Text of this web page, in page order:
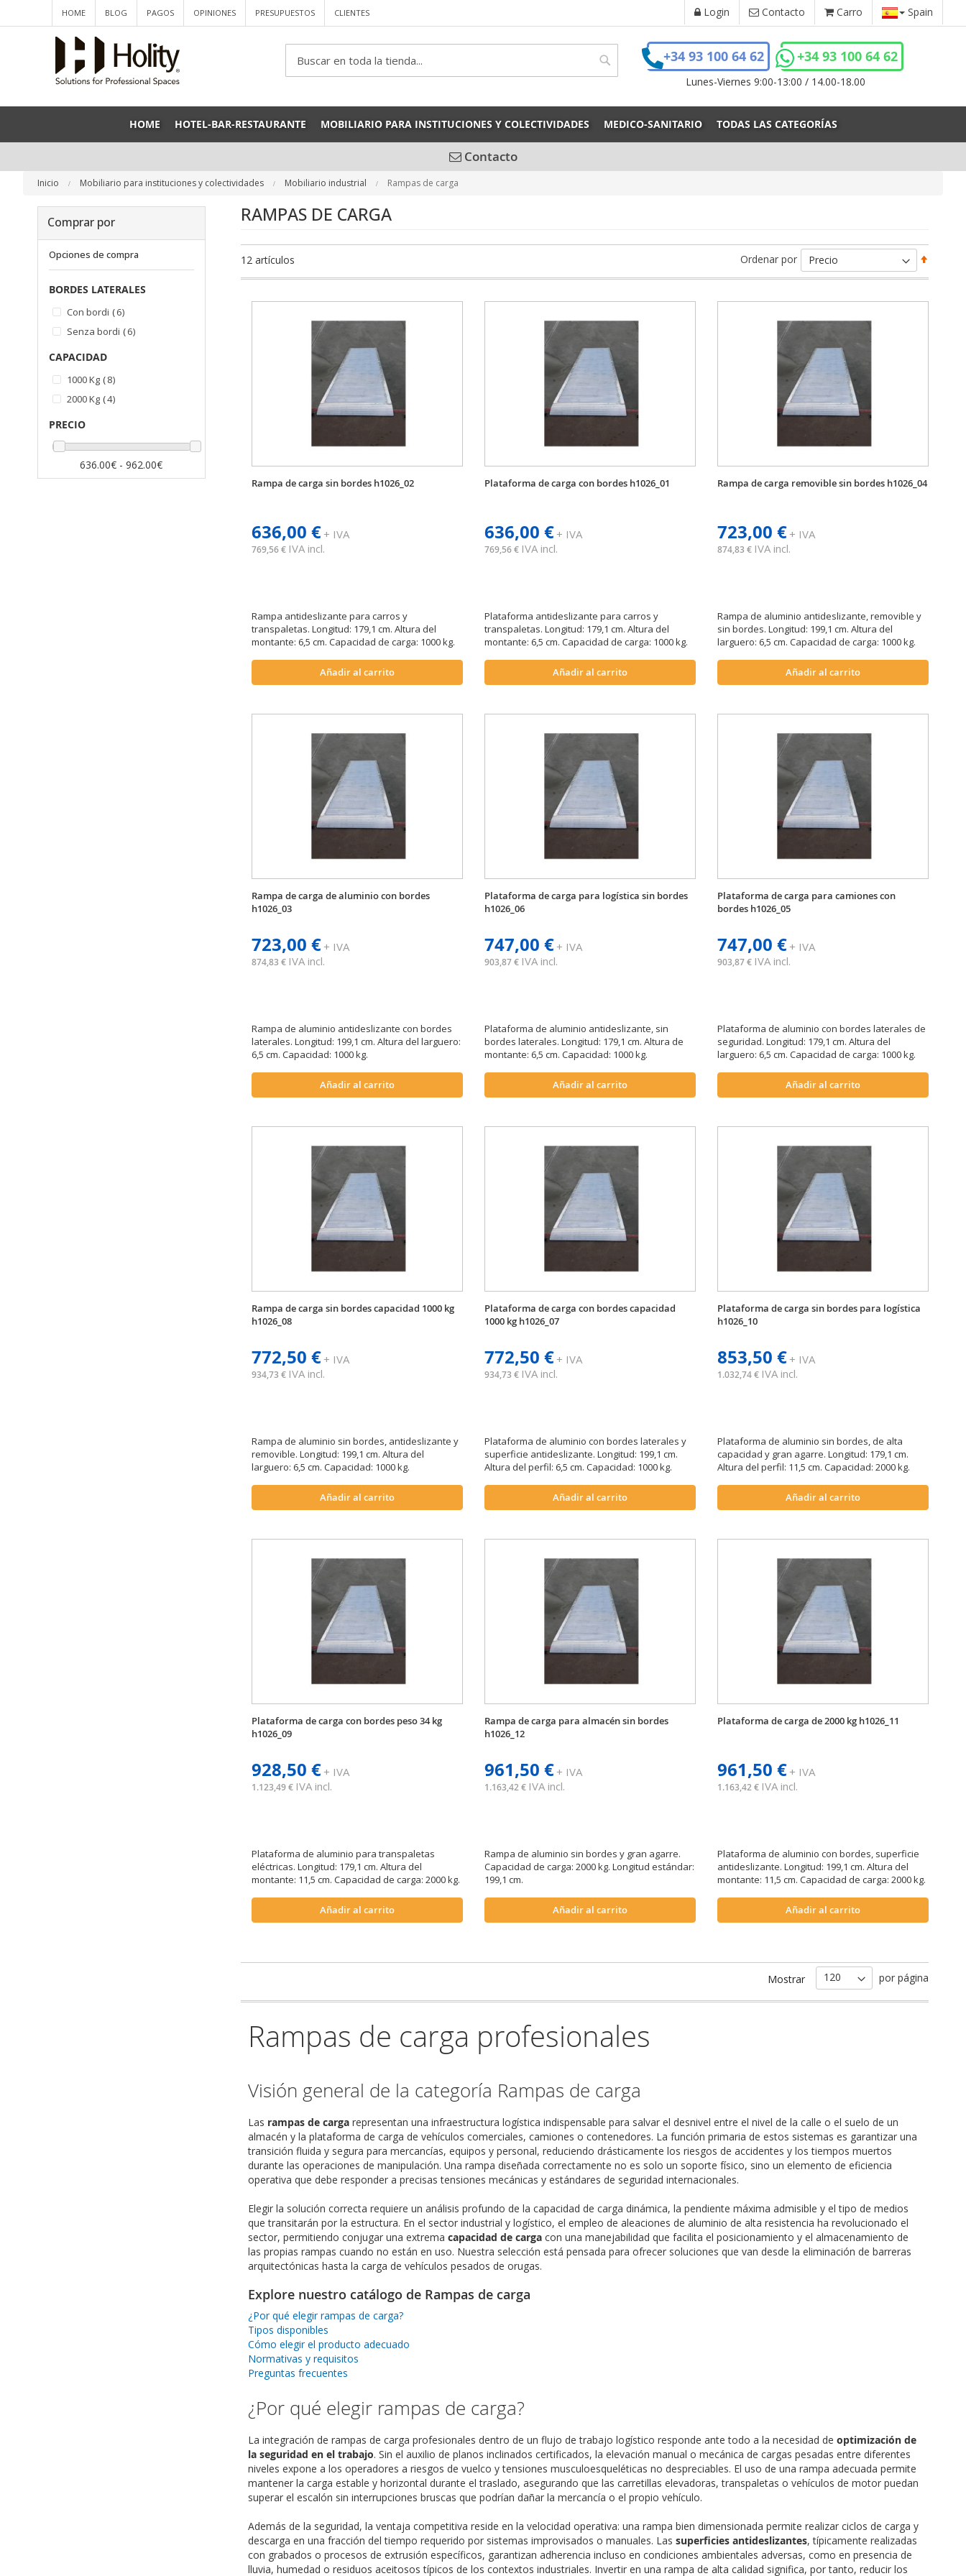
HOME BLOG PAGOS OPINIONES PRESUPUESTOS CLIENTES Login Contacto Carro Spain
Search
Search
+34 93 100 64 62 +34 93 100 64 62
Lunes-Viernes 9:00-13:00 / 14.00-18.00
HOME HOTEL-BAR-RESTAURANTE MOBILIARIO PARA INSTITUCIONES Y COLECTIVIDADES MEDICO-SANITARIO TODAS LAS CATEGORÍAS
Contacto
Inicio Mobiliario para instituciones y colectividades Mobiliario industrial Rampas de carga
RAMPAS DE CARGA
12 artículos Ordenar por
Rampa de carga sin bordes h1026_02
636,00 €+ IVA
769,56 € IVA incl.
Rampa antideslizante para carros y
transpaletas. Longitud: 179,1 cm. Altura del
montante: 6,5 cm. Capacidad de carga: 1000 kg.
Añadir al carrito
Plataforma de carga con bordes h1026_01
636,00 €+ IVA
769,56 € IVA incl.
Plataforma antideslizante para carros y
transpaletas. Longitud: 179,1 cm. Altura del
montante: 6,5 cm. Capacidad de carga: 1000 kg.
Añadir al carrito
Rampa de carga removible sin bordes h1026_04
723,00 €+ IVA
874,83 € IVA incl.
Rampa de aluminio antideslizante, removible y
sin bordes. Longitud: 199,1 cm. Altura del
larguero: 6,5 cm. Capacidad de carga: 1000 kg.
Añadir al carrito
Rampa de carga de aluminio con bordes
h1026_03
723,00 €+ IVA
874,83 € IVA incl.
Rampa de aluminio antideslizante con bordes
laterales. Longitud: 199,1 cm. Altura del larguero:
6,5 cm. Capacidad: 1000 kg.
Añadir al carrito
Plataforma de carga para logística sin bordes
h1026_06
747,00 €+ IVA
903,87 € IVA incl.
Plataforma de aluminio antideslizante, sin
bordes laterales. Longitud: 179,1 cm. Altura de
montante: 6,5 cm. Capacidad: 1000 kg.
Añadir al carrito
Plataforma de carga para camiones con
bordes h1026_05
747,00 €+ IVA
903,87 € IVA incl.
Plataforma de aluminio con bordes laterales de
seguridad. Longitud: 179,1 cm. Altura del
larguero: 6,5 cm. Capacidad de carga: 1000 kg.
Añadir al carrito
Rampa de carga sin bordes capacidad 1000 kg
h1026_08
772,50 €+ IVA
934,73 € IVA incl.
Rampa de aluminio sin bordes, antideslizante y
removible. Longitud: 199,1 cm. Altura del
larguero: 6,5 cm. Capacidad: 1000 kg.
Añadir al carrito
Plataforma de carga con bordes capacidad
1000 kg h1026_07
772,50 €+ IVA
934,73 € IVA incl.
Plataforma de aluminio con bordes laterales y
superficie antideslizante. Longitud: 199,1 cm.
Altura del perfil: 6,5 cm. Capacidad: 1000 kg.
Añadir al carrito
Plataforma de carga sin bordes para logística
h1026_10
853,50 €+ IVA
1.032,74 € IVA incl.
Plataforma de aluminio sin bordes, de alta
capacidad y gran agarre. Longitud: 179,1 cm.
Altura del perfil: 11,5 cm. Capacidad: 2000 kg.
Añadir al carrito
Plataforma de carga con bordes peso 34 kg
h1026_09
928,50 €+ IVA
1.123,49 € IVA incl.
Plataforma de aluminio para transpaletas
eléctricas. Longitud: 179,1 cm. Altura del
montante: 11,5 cm. Capacidad de carga: 2000 kg.
Añadir al carrito
Rampa de carga para almacén sin bordes
h1026_12
961,50 €+ IVA
1.163,42 € IVA incl.
Rampa de aluminio sin bordes y gran agarre.
Capacidad de carga: 2000 kg. Longitud estándar:
199,1 cm.
Añadir al carrito
Plataforma de carga de 2000 kg h1026_11
961,50 €+ IVA
1.163,42 € IVA incl.
Plataforma de aluminio con bordes, superficie
antideslizante. Longitud: 199,1 cm. Altura del
montante: 11,5 cm. Capacidad de carga: 2000 kg.
Añadir al carrito
Mostrar por página
Rampas de carga profesionales
Visión general de la categoría Rampas de carga
Las rampas de carga representan una infraestructura logística indispensable para salvar el desnivel entre el nivel de la calle o el suelo de un
almacén y la plataforma de carga de vehículos comerciales, camiones o contenedores. La función primaria de estos sistemas es garantizar una
transición fluida y segura para mercancías, equipos y personal, reduciendo drásticamente los riesgos de accidentes y los tiempos muertos
durante las operaciones de manipulación. Una rampa diseñada correctamente no es solo un soporte físico, sino un elemento de eficiencia
operativa que debe responder a precisas tensiones mecánicas y estándares de seguridad internacionales.
Elegir la solución correcta requiere un análisis profundo de la capacidad de carga dinámica, la pendiente máxima admisible y el tipo de medios
que transitarán por la estructura. En el sector industrial y logístico, el empleo de aleaciones de aluminio de alta resistencia ha revolucionado el
sector, permitiendo conjugar una extremacapacidad de carga con una manejabilidad que facilita el posicionamiento y el almacenamiento de
las propias rampas cuando no están en uso. Nuestra selección está pensada para ofrecer soluciones que van desde la eliminación de barreras
arquitectónicas hasta la carga de vehículos pesados de orugas.
Explore nuestro catálogo de Rampas de carga
¿Por qué elegir rampas de carga?
Tipos disponibles
Cómo elegir el producto adecuado
Normativas y requisitos
Preguntas frecuentes
¿Por qué elegir rampas de carga?
La integración de rampas de carga profesionales dentro de un flujo de trabajo logístico responde ante todo a la necesidad deoptimización de
la seguridad en el trabajo. Sin el auxilio de planos inclinados certificados, la elevación manual o mecánica de cargas pesadas entre diferentes
niveles expone a los operadores a riesgos de vuelco y tensiones musculoesqueléticas no despreciables. El uso de una rampa adecuada permite
mantener la carga estable y horizontal durante el traslado, asegurando que las carretillas elevadoras, transpaletas o vehículos de motor puedan
superar el escalón sin interrupciones bruscas que podrían dañar la mercancía o el propio vehículo.
Además de la seguridad, la ventaja competitiva reside en la velocidad operativa: una rampa bien dimensionada permite realizar ciclos de carga y
descarga en una fracción del tiempo requerido por sistemas improvisados o manuales. Lassuperficies antideslizantes, típicamente realizadas
con grabados o procesos de extrusión específicos, garantizan adherencia incluso en condiciones ambientales adversas, como en presencia de
lluvia, humedad o residuos aceitosos típicos de los contextos industriales. Invertir en una rampa de alta calidad significa, por tanto, reducir los
Comprar por
Opciones de compra
BORDES LATERALES
Con bordi 6artículos
Senza bordi
6artículos
CAPACIDAD
1000 Kg 8artículos
2000 Kg 4artículos
PRECIO
636.00€ - 962.00€